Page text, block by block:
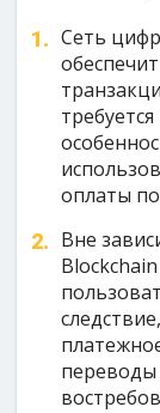
Сеть
оплаты
Вне
переводы